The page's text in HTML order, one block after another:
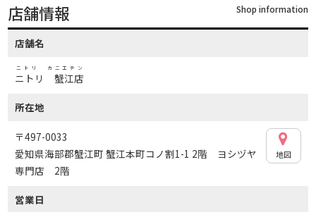
店舗情報 Shop information
店舗名
ニトリ 蟹江店
ニトリ カニエテン
所在地
〒497-0033
愛知県海部郡蟹江町 蟹江本町コノ割1-1 2階 ヨシヅヤ
専門店 2階
地図
営業日